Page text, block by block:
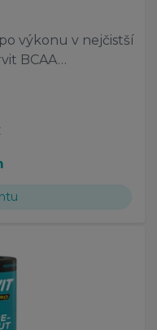
výkonu v nejčistší
BCAA…